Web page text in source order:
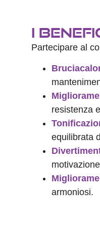
I
Partecipare al
resistenza
equilibrata
armoniosi.